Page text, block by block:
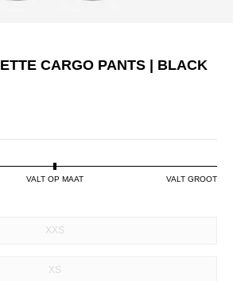
CARGO PANTS | BLACK
VALT OP MAAT VALT GROOT
XXS
XS